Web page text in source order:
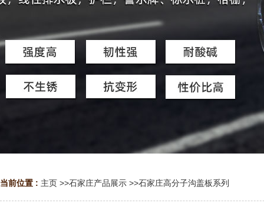
当前位置 : 主页 >>石家庄产品展示 >>石家庄高分子沟盖板系列